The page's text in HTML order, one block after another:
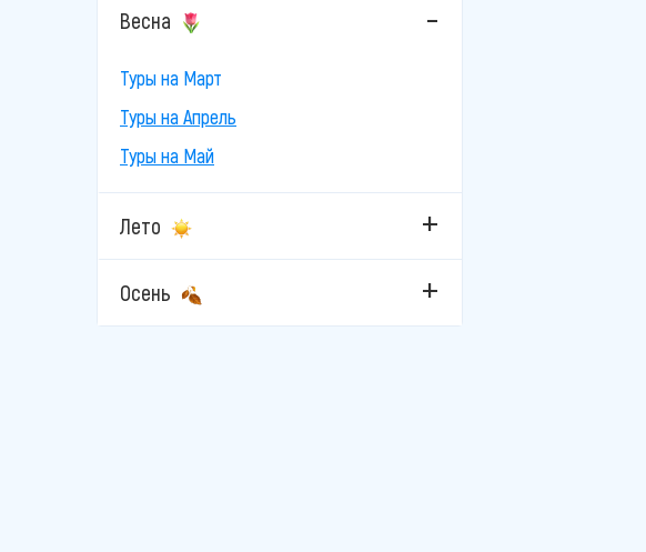
Весна
Туры на Март
Туры на Апрель
Туры на Май
Лето
Осень